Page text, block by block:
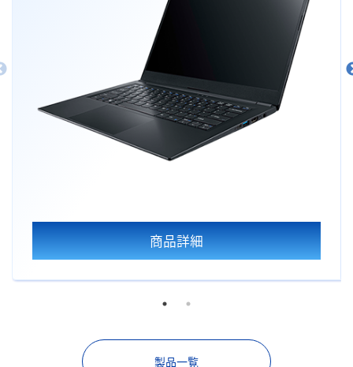
商品詳細
製品一覧